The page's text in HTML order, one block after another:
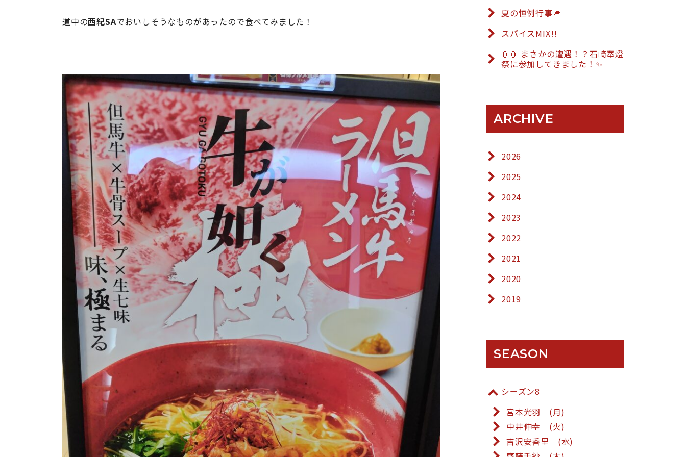
道中の西紀SAでおいしそうなものがあったので食べてみました！
夏の恒例行事🎆
スパイスMIX!!
🏮🏮 まさかの遭遇！？石崎奉燈
祭に参加してきました！✨
ARCHIVE
2026
2025
2024
2023
2022
2021
2020
2019
SEASON
シーズン8
宮本光羽 (月)
中井伸幸 (火)
吉沢安香里 (水)